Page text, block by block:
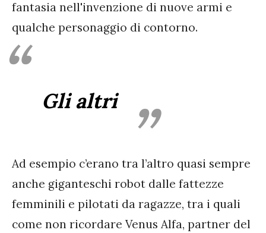
fantasia nell'invenzione di nuove armi e
qualche personaggio di contorno.
Gli altri
Ad esempio c’erano tra l’altro quasi sempre
anche giganteschi robot dalle fattezze
femminili e pilotati da ragazze, tra i quali
come non ricordare Venus Alfa, partner del